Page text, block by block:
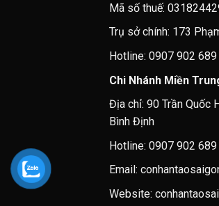
Mã số thuế:
Trụ sở chính: 173
Hotline: 0907 902 689
Chi Nhánh Miền
Địa chỉ: 90 Trần Quốc
Bình Định
Hotline: 0907 902
Email:
Website: